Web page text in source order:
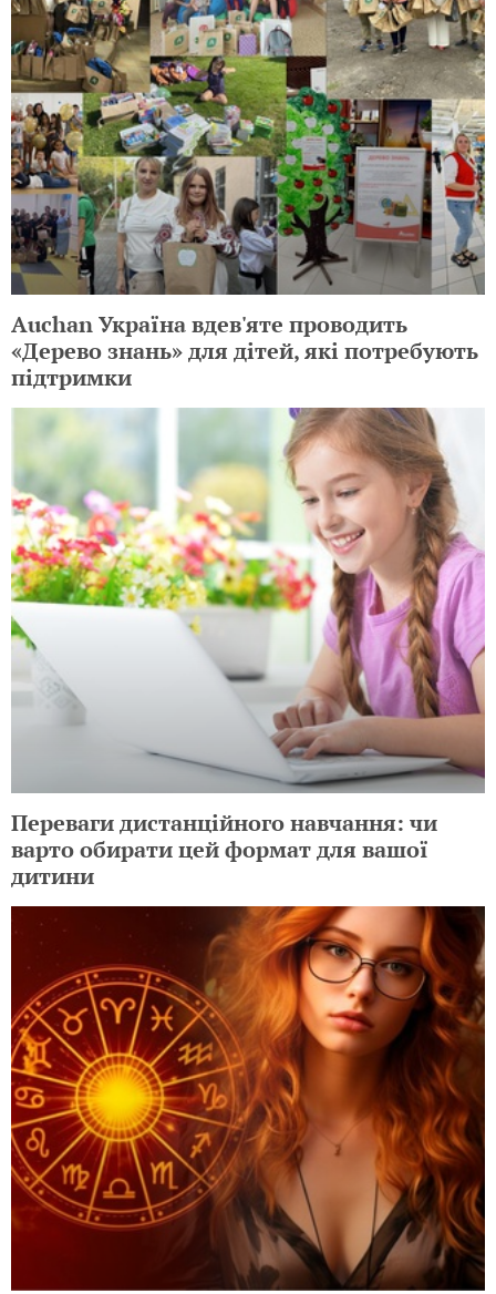
Auchan Україна вдев'яте проводить
«Дерево знань» для дітей, які потребують
підтримки
Переваги дистанційного навчання: чи
варто обирати цей формат для вашої
дитини